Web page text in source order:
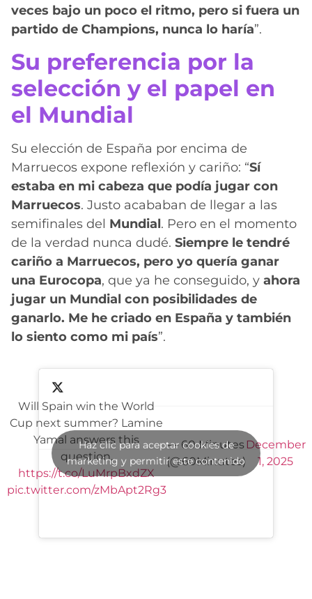
veces bajo un poco el ritmo, pero si fuera un
partido de Champions, nunca lo haría”.
Su preferencia por la
selección y el papel en
el Mundial
Su elección de España por encima de
Marruecos expone reflexión y cariño: “Sí
estaba en mi cabeza que podía jugar con
Marruecos. Justo acababan de llegar a las
semifinales del Mundial. Pero en el momento
de la verdad nunca dudé. Siempre le tendré
cariño a Marruecos, pero yo quería ganar
una Eurocopa, que ya he conseguido, y ahora
jugar un Mundial con posibilidades de
ganarlo. Me he criado en España y también
lo siento como mi país”.
Will Spain win the World
Cup next summer? Lamine
Yamal answers this
question.
https://t.co/LuMrpBxdZX
pic.twitter.com/zMbApt2Rg3
— 60 Minutes
(@60Minutes)
December
1, 2025
Haz clic para aceptar cookies de
marketing y permitir este contenido